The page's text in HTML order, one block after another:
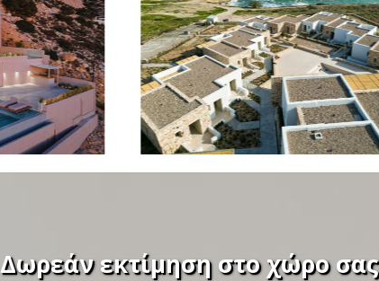
Δωρεάν εκτίμηση στο χώρο σας